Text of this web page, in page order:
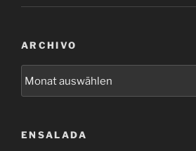
ARCHIVO
ENSALADA